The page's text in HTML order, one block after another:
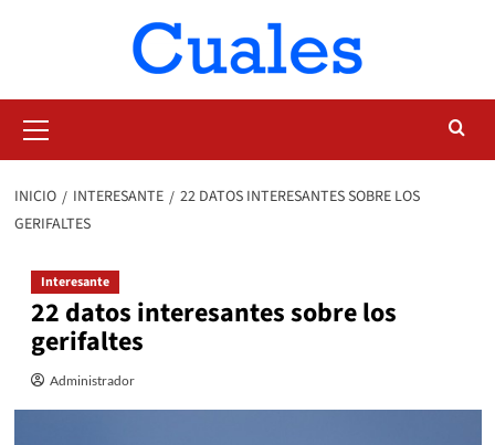
primario
INICIO INTERESANTE
22 DATOS INTERESANTES SOBRE LOS
GERIFALTES
Interesante
22 datos interesantes sobre los
gerifaltes
Administrador